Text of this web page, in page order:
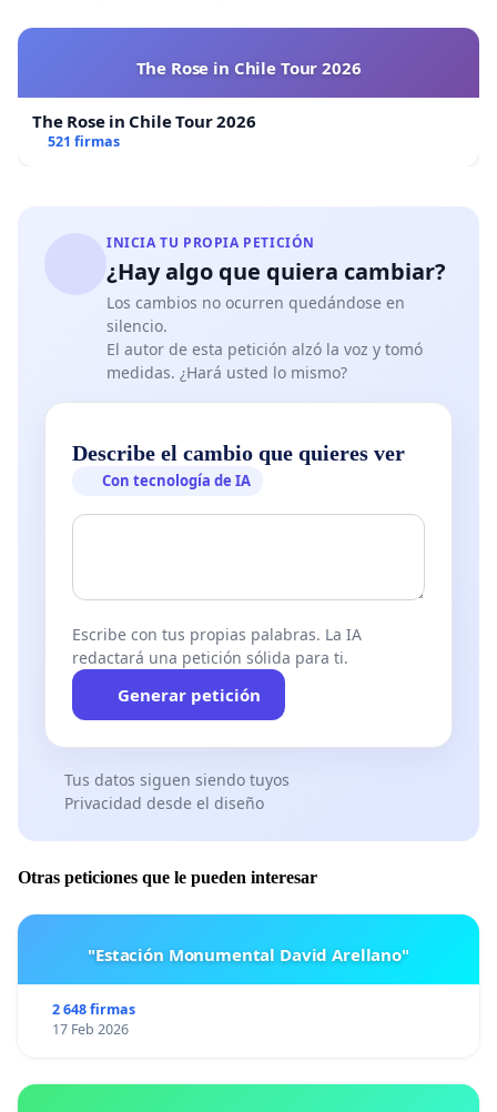
The Rose in Chile Tour 2026
The Rose in Chile Tour 2026
521 firmas
INICIA TU PROPIA PETICIÓN
¿Hay algo que quiera cambiar?
Los cambios no ocurren quedándose en
silencio.
El autor de esta petición alzó la voz y tomó
medidas. ¿Hará usted lo mismo?
Describe el cambio que quieres ver
Con tecnología de IA
Escribe con tus propias palabras. La IA
redactará una petición sólida para ti.
Generar petición
Tus datos siguen siendo tuyos
Privacidad desde el diseño
Otras peticiones que le pueden interesar
"Estación Monumental David Arellano"
2 648 firmas
17 Feb 2026